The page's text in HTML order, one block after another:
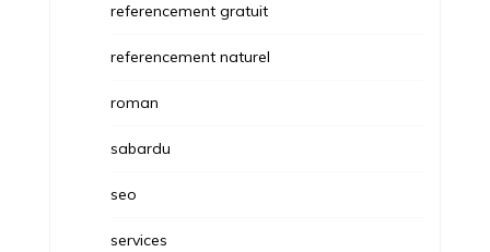
referencement gratuit
referencement naturel
roman
sabardu
seo
services